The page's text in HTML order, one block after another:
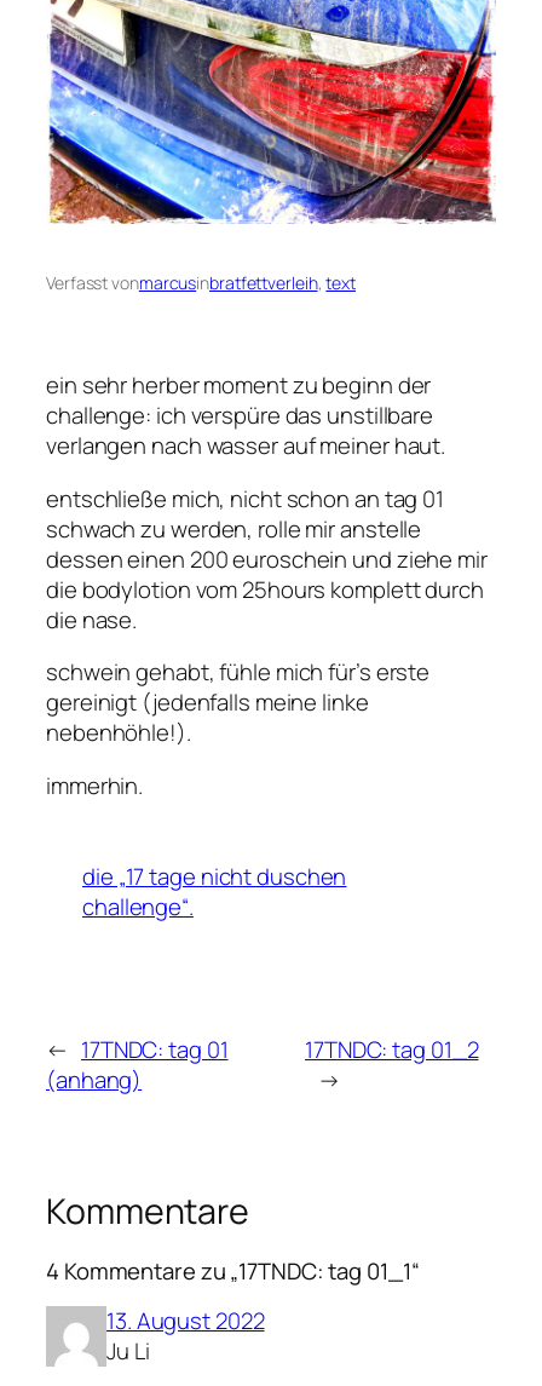
Verfasst vonmarcusinbratfettverleih, text
ein sehr herber moment zu beginn der
challenge: ich verspüre das unstillbare
verlangen nach wasser auf meiner haut.
entschließe mich, nicht schon an tag 01
schwach zu werden, rolle mir anstelle
dessen einen 200 euroschein und ziehe mir
die bodylotion vom 25hours komplett durch
die nase.
schwein gehabt, fühle mich für’s erste
gereinigt (jedenfalls meine linke
nebenhöhle!).
immerhin.
die „17 tage nicht duschen
challenge“.
← 17TNDC: tag 01
(anhang)
17TNDC: tag 01_2
→
Kommentare
4 Kommentare zu „17TNDC: tag 01_1“
13. August 2022
Ju Li